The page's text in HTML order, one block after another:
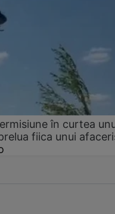
în curtea
fiica unui